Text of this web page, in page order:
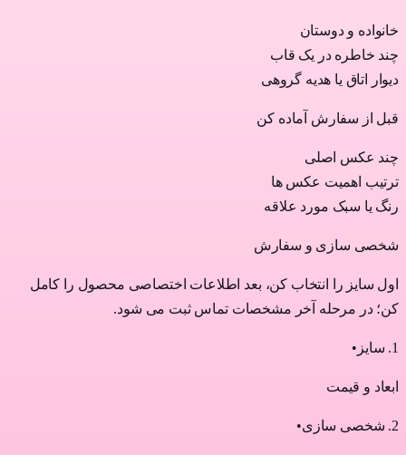
خانواده و دوستان
چند خاطره در یک قاب
دیوار اتاق یا هدیه گروهی
قبل از سفارش آماده کن
چند عکس اصلی
ترتیب اهمیت عکس ها
رنگ یا سبک مورد علاقه
شخصی سازی و سفارش
اول سایز را انتخاب کن، بعد اطلاعات اختصاصی محصول را کامل
کن؛ در مرحله آخر مشخصات تماس ثبت می شود.
1
. سایز •
ابعاد و قیمت
2
. شخصی سازی•